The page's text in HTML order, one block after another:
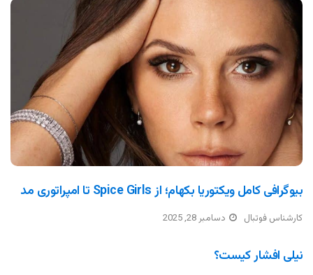
بیوگرافی کامل ویکتوریا بکهام؛ از Spice Girls تا امپراتوری مد
کارشناس فوتبال دسامبر 28, 2025
نیلی افشار کیست؟